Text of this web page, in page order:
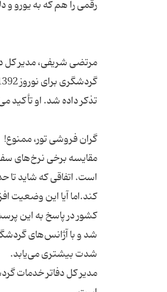
مرتضی شریفی، مدیر کل
است. اتفاقی که شاید تا
کند.اما آیا این وضعیت
شد و با آژانس‌های